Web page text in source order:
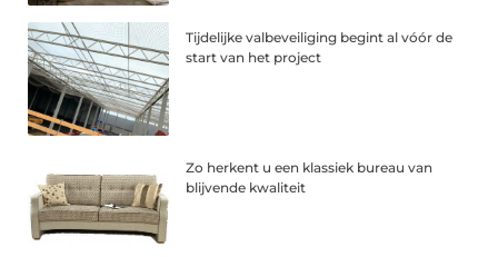
Tijdelijke valbeveiliging begint al vóór de
start van het project
Zo herkent u een klassiek bureau van
blijvende kwaliteit